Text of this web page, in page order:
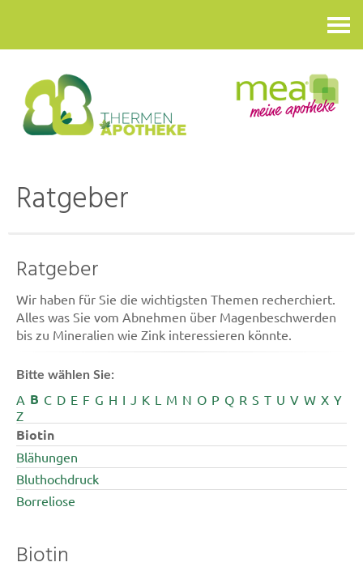
Ratgeber
Ratgeber
Wir haben für Sie die wichtigsten Themen recherchiert.
Alles was Sie vom Abnehmen über Magenbeschwerden
bis zu Mineralien wie Zink interessieren könnte.
Bitte wählen Sie:
A B C D E F G H I J K L M N O P Q R S T U V W X Y
Z
Biotin
Blähungen
Bluthochdruck
Borreliose
Biotin